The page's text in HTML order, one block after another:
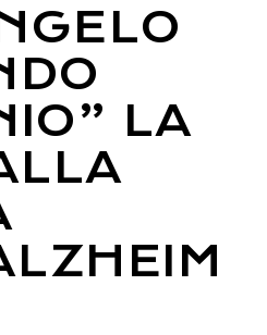
LA